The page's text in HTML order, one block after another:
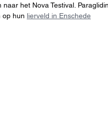
het Nova Testival.
op hun lierveld in Enschede